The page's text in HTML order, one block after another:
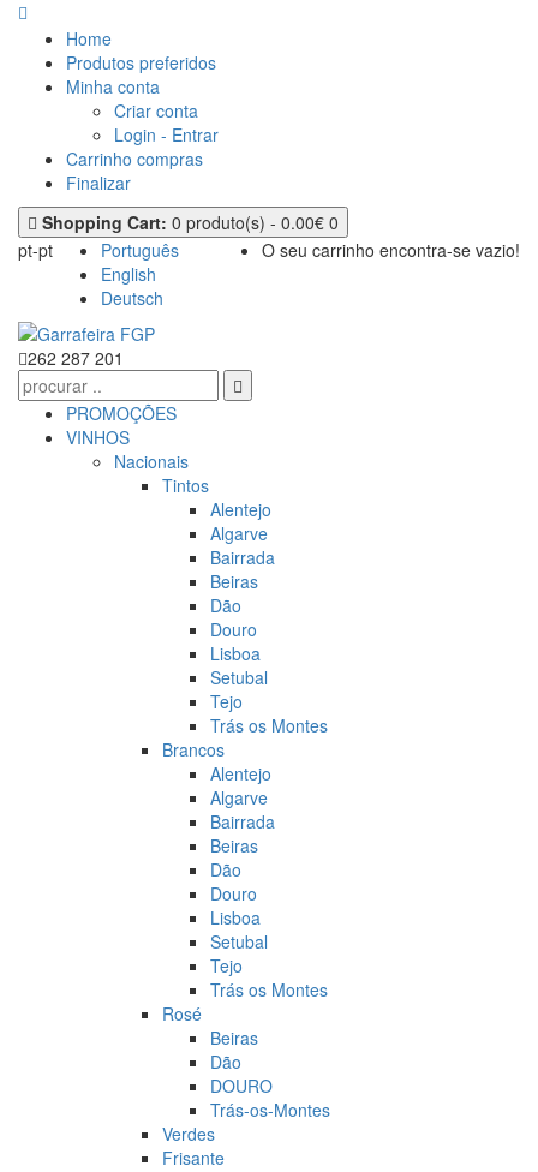
Home
Produtos preferidos
Minha conta
Criar conta
Login - Entrar
Carrinho compras
Finalizar
Shopping Cart: 0 produto(s) - 0.00€ 0
O seu carrinho encontra-se vazio!
pt-pt
Português
English
Deutsch
262 287 201
PROMOÇÕES
VINHOS
Nacionais
Tintos
Alentejo
Algarve
Bairrada
Beiras
Dão
Douro
Lisboa
Setubal
Tejo
Trás os Montes
Brancos
Alentejo
Algarve
Bairrada
Beiras
Dão
Douro
Lisboa
Setubal
Tejo
Trás os Montes
Rosé
Beiras
Dão
DOURO
Trás-os-Montes
Verdes
Frisante